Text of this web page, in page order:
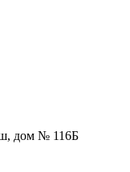
ш, дом № 116Б